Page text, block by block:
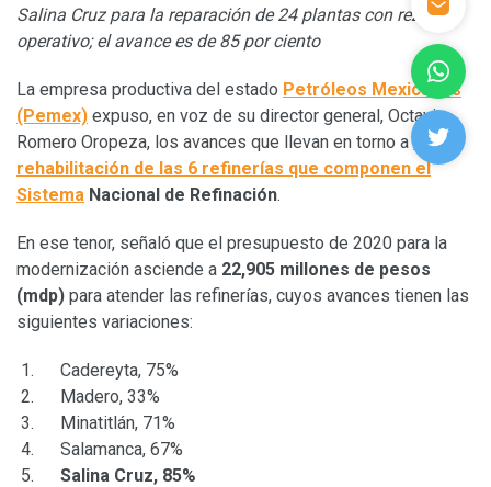
Salina Cruz para la reparación de 24 plantas con rezago
operativo; el avance es de 85 por ciento
La empresa productiva del estado Petróleos Mexicanos
(Pemex) expuso, en voz de su director general, Octavio
Romero Oropeza, los avances que llevan en torno a
rehabilitación de las 6 refinerías que componen el
Sistema Nacional de Refinación.
En ese tenor, señaló que el presupuesto de 2020 para la
modernización asciende a 22,905 millones de pesos
(mdp) para atender las refinerías, cuyos avances tienen las
siguientes variaciones:
Cadereyta, 75%
Madero, 33%
Minatitlán, 71%
Salamanca, 67%
Salina Cruz, 85%